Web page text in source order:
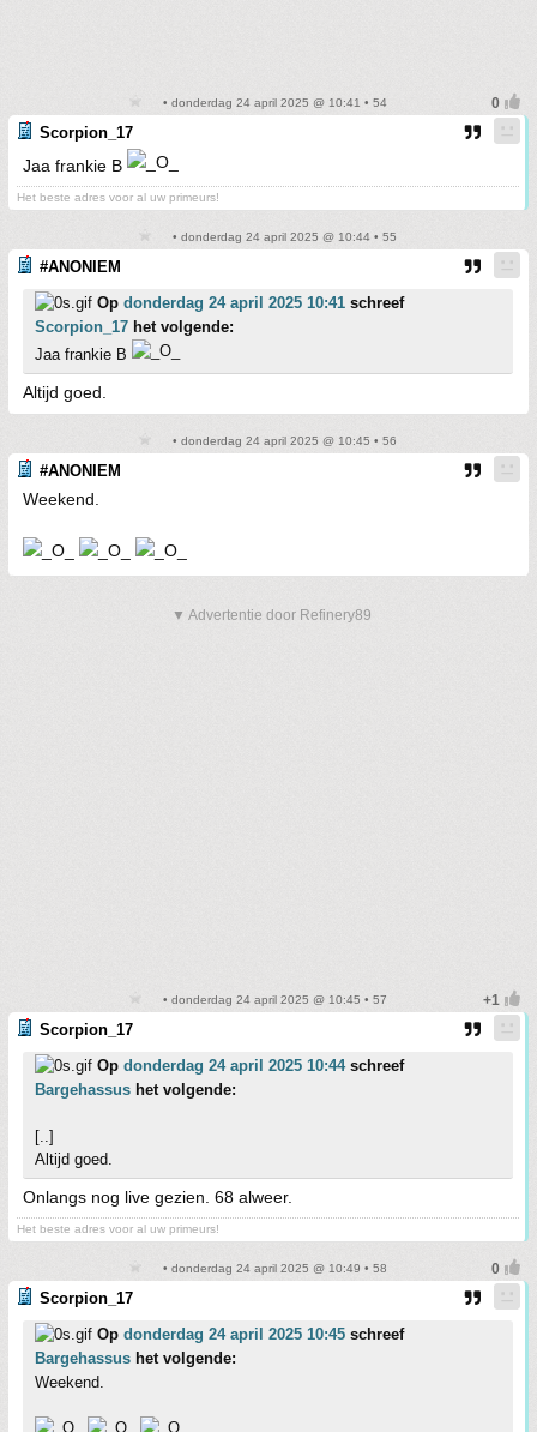
• donderdag 24 april 2025 @ 10:41 • 54
Scorpion_17
Jaa frankie B
Het beste adres voor al uw primeurs!
• donderdag 24 april 2025 @ 10:44 • 55
#ANONIEM
Op donderdag 24 april 2025 10:41 schreef
Scorpion_17 het volgende:
Jaa frankie B
Altijd goed.
• donderdag 24 april 2025 @ 10:45 • 56
#ANONIEM
Weekend.
▼ Advertentie door Refinery89
• donderdag 24 april 2025 @ 10:45 • 57
Scorpion_17
Op donderdag 24 april 2025 10:44schreef
Bargehassus het volgende:
[..]
Altijd goed.
Onlangs nog live gezien. 68 alweer.
Het beste adres voor al uw primeurs!
• donderdag 24 april 2025 @ 10:49 • 58
Scorpion_17
Op donderdag 24 april 2025 10:45 schreef
Bargehassus het volgende:
Weekend.